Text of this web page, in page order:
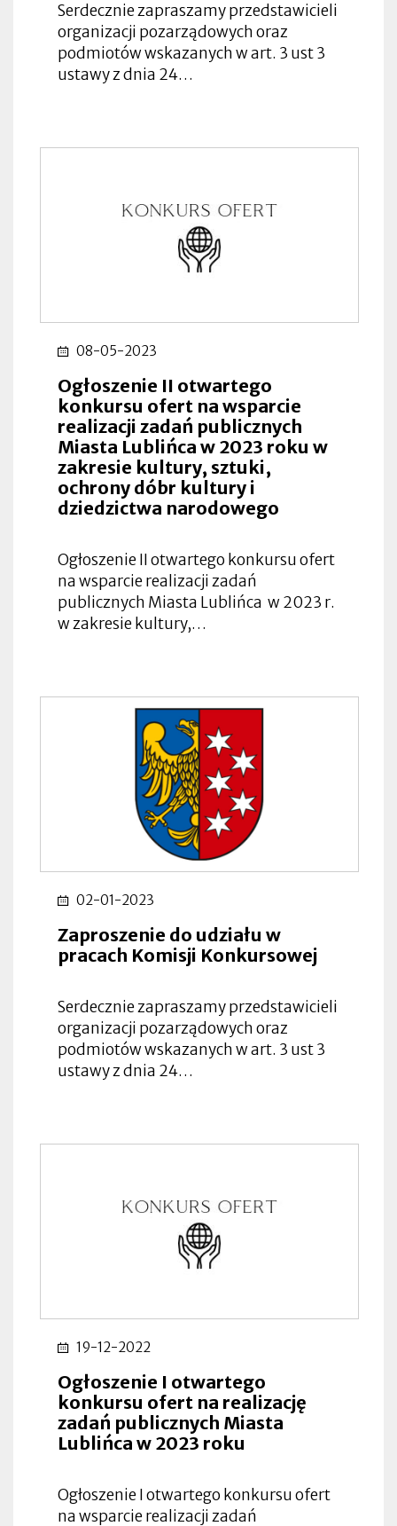
Serdecznie zapraszamy przedstawicieli
organizacji pozarządowych oraz
podmiotów wskazanych w art. 3 ust 3
ustawy z dnia 24…
08-05-2023
Ogłoszenie II otwartego
konkursu ofert na wsparcie
realizacji zadań publicznych
Miasta Lublińca w 2023 roku w
zakresie kultury, sztuki,
ochrony dóbr kultury i
dziedzictwa narodowego
Ogłoszenie II otwartego konkursu ofert
na wsparcie realizacji zadań
publicznych Miasta Lublińca w 2023 r.
w zakresie kultury,…
02-01-2023
Zaproszenie do udziału w
pracach Komisji Konkursowej
Serdecznie zapraszamy przedstawicieli
organizacji pozarządowych oraz
podmiotów wskazanych w art. 3 ust 3
ustawy z dnia 24…
19-12-2022
Ogłoszenie I otwartego
konkursu ofert na realizację
zadań publicznych Miasta
Lublińca w 2023 roku
Ogłoszenie I otwartego konkursu ofert
na wsparcie realizacji zadań